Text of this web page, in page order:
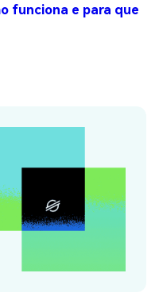
funciona e para que